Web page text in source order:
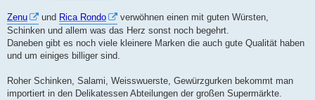
Zenu und Rica Rondo
verwöhnen einen mit guten Würsten,
Schinken und allem was das Herz sonst noch begehrt.
Daneben gibt es noch viele kleinere Marken die auch gute Qualität haben
und um einiges billiger sind.
Roher Schinken, Salami, Weisswuerste, Gewürzgurken bekommt man
importiert in den Delikatessen Abteilungen der großen Supermärkte.